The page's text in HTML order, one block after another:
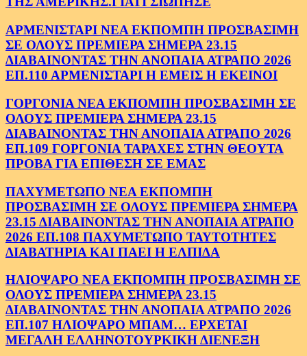
ΑΡΜΕΝΙΣΤΑΡΙ ΝΕΑ ΕΚΠΟΜΠΗ ΠΡΟΣΒΑΣΙΜΗ
ΣΕ ΟΛΟΥΣ ΠΡΕΜΙΕΡΑ ΣΗΜΕΡΑ 23.15
ΔΙΑΒΑΙΝΟΝΤΑΣ ΤΗΝ ΑΝΟΠΑΙΑ ΑΤΡΑΠΟ 2026
ΕΠ.110 ΑΡΜΕΝΙΣΤΑΡΙ Η ΕΜΕΙΣ Η ΕΚΕΙΝΟΙ
ΓΟΡΓΟΝΙΑ ΝΕΑ ΕΚΠΟΜΠΗ ΠΡΟΣΒΑΣΙΜΗ ΣΕ
ΟΛΟΥΣ ΠΡΕΜΙΕΡΑ ΣΗΜΕΡΑ 23.15
ΔΙΑΒΑΙΝΟΝΤΑΣ ΤΗΝ ΑΝΟΠΑΙΑ ΑΤΡΑΠΟ 2026
ΕΠ.109 ΓΟΡΓΟΝΙΑ ΤΑΡΑΧΕΣ ΣΤΗΝ ΘΕΟΥΤΑ
ΠΡΟΒΑ ΓΙΑ ΕΠΙΘΕΣΗ ΣΕ ΕΜΑΣ
ΠΑΧΥΜΕΤΩΠΟ ΝΕΑ ΕΚΠΟΜΠΗ
ΠΡΟΣΒΑΣΙΜΗ ΣΕ ΟΛΟΥΣ ΠΡΕΜΙΕΡΑ ΣΗΜΕΡΑ
23.15 ΔΙΑΒΑΙΝΟΝΤΑΣ ΤΗΝ ΑΝΟΠΑΙΑ ΑΤΡΑΠΟ
2026 ΕΠ.108 ΠΑΧΥΜΕΤΩΠΟ ΤΑΥΤΟΤΗΤΕΣ
ΔΙΑΒΑΤΗΡΙΑ ΚΑΙ ΠΑΕΙ Η ΕΛΠΙΔΑ
ΗΛΙΟΨΑΡΟ ΝΕΑ ΕΚΠΟΜΠΗ ΠΡΟΣΒΑΣΙΜΗ ΣΕ
ΟΛΟΥΣ ΠΡΕΜΙΕΡΑ ΣΗΜΕΡΑ 23.15
ΔΙΑΒΑΙΝΟΝΤΑΣ ΤΗΝ ΑΝΟΠΑΙΑ ΑΤΡΑΠΟ 2026
ΕΠ.107 ΗΛΙΟΨΑΡΟ ΜΠΑΜ… ΕΡΧΕΤΑΙ
ΜΕΓΑΛΗ ΕΛΛΗΝΟΤΟΥΡΚΙΚΗ ΔΙΕΝΕΞΗ